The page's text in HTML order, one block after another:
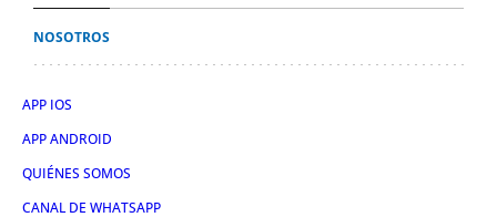
NOSOTROS
APP IOS
APP ANDROID
QUIÉNES SOMOS
CANAL DE WHATSAPP